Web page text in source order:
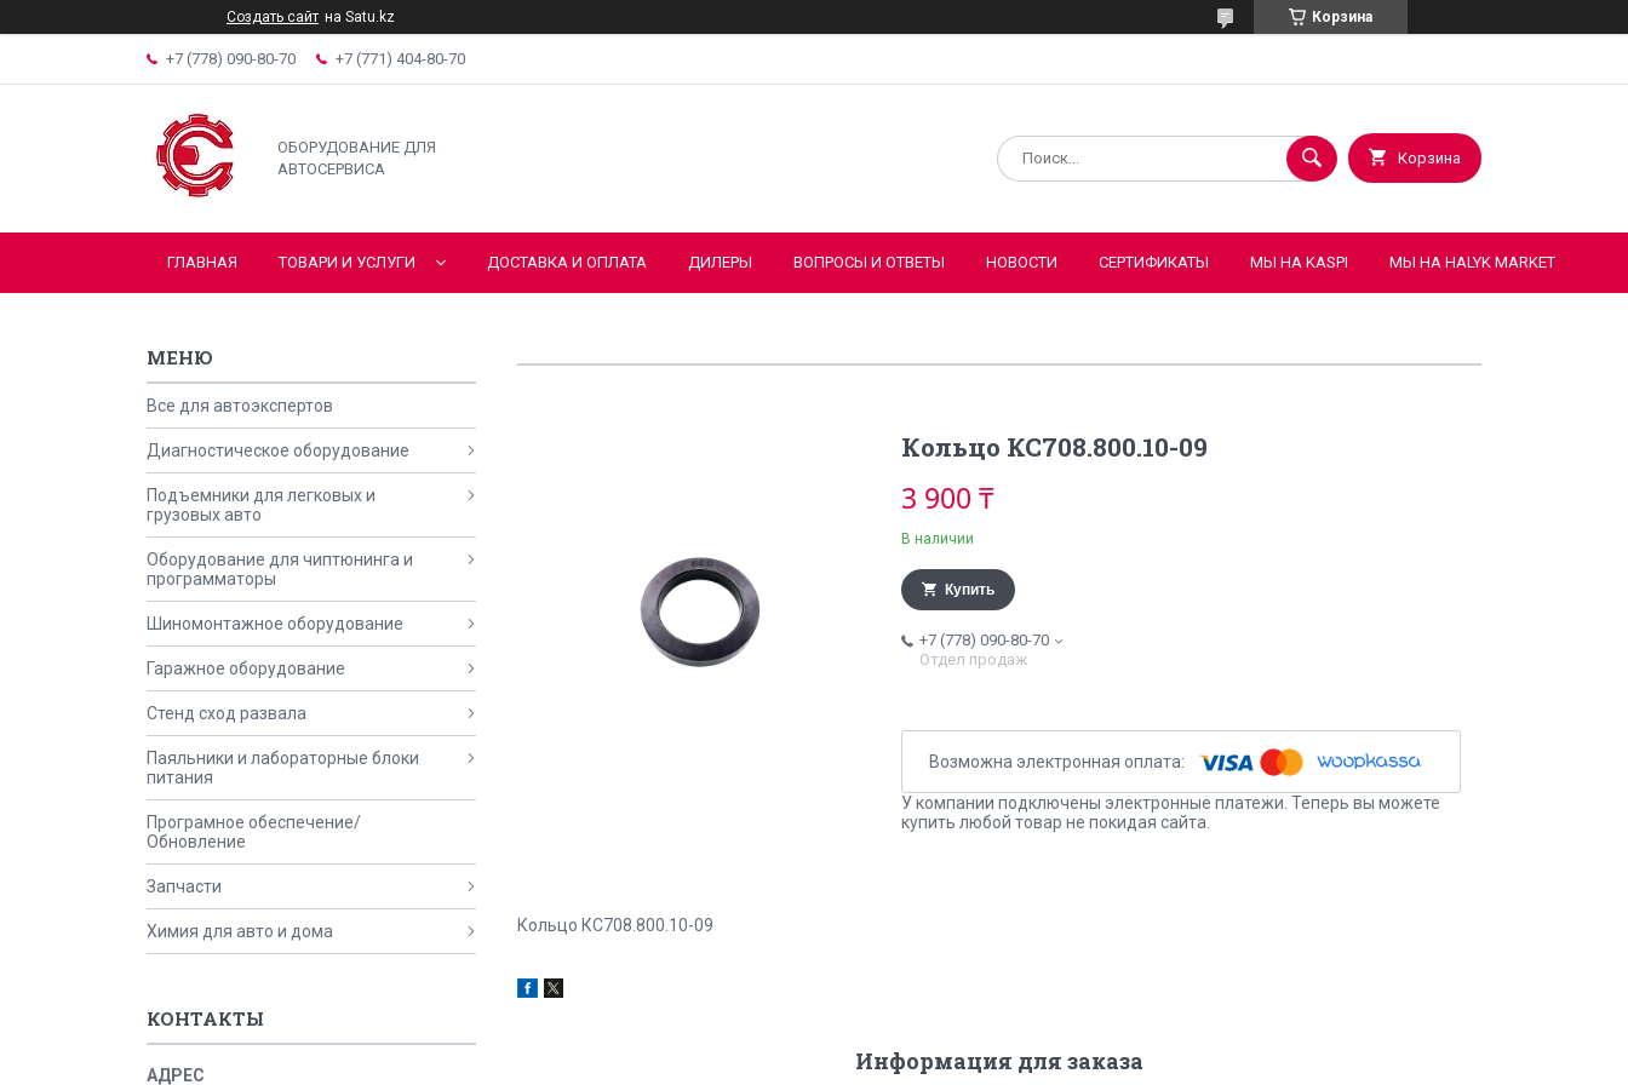
Создать сайт на Satu.kz Корзина
+7 (778) 090-80-70 +7 (771) 404-80-70
ОБОРУДОВАНИЕ ДЛЯ
АВТОСЕРВИСА
Корзина
ГЛАВНАЯ ТОВАРИ И УСЛУГИ ДОСТАВКА И ОПЛАТА ДИЛЕРЫ ВОПРОСЫ И ОТВЕТЫ НОВОСТИ СЕРТИФИКАТЫ МЫ НА KASPI МЫ НА HALYK MARKET
Кольцо КС708.800.10-09
3 900 ₸
В наличии
Купить
+7 (778) 090-80-70
Отдел продаж
У компании подключены электронные платежи. Теперь вы можете
купить любой товар не покидая сайта.
Кольцо КС708.800.10-09
Информация для заказа
Все для автоэкспертов
Диагностическое оборудование
Подъемники для легковых и
грузовых авто
Оборудование для чиптюнинга и
программаторы
Шиномонтажное оборудование
Гаражное оборудование
Стенд сход развала
Паяльники и лабораторные блоки
питания
Програмное обеспечение/
Обновление
Запчасти
Химия для авто и дома
КОНТАКТЫ